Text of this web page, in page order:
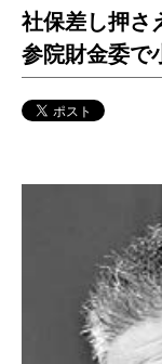
社保差し押
参院財金委で